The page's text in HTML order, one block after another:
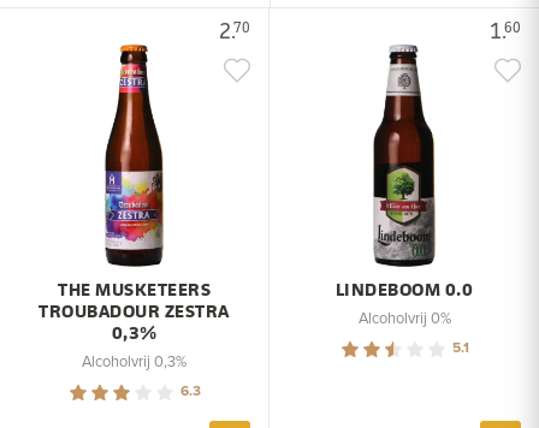
2.70
THE MUSKETEERS
TROUBADOUR ZESTRA
0,3%
Alcoholvrij 0,3%
6.3
1.60
LINDEBOOM 0.0
Alcoholvrij 0%
5.1